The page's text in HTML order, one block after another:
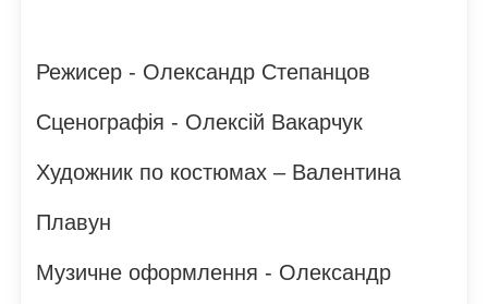
Режисер - Олександр Степанцов
Сценографія - Олексій Вакарчук
Художник по костюмах – Валентина
Плавун
Музичне оформлення - Олександр